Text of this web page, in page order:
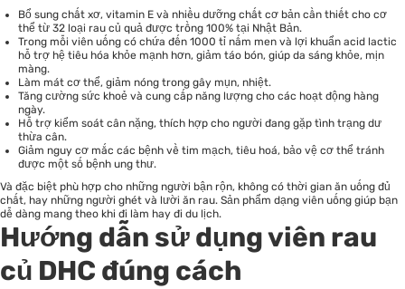
Bổ sung chất xơ, vitamin E và nhiều dưỡng chất cơ bản cần thiết cho cơ
thể từ 32 loại rau củ quả được trồng 100% tại Nhật Bản.
Trong mỗi viên uống có chứa đến 1000 tỉ nấm men và lợi khuẩn acid lactic
hỗ trợ hệ tiêu hóa khỏe mạnh hơn, giảm táo bón, giúp da sáng khỏe, mịn
màng.
Làm mát cơ thể, giảm nóng trong gây mụn, nhiệt.
Tăng cường sức khoẻ và cung cấp năng lượng cho các hoạt động hàng
ngày.
Hỗ trợ kiểm soát cân nặng, thích hợp cho người đang gặp tình trạng dư
thừa cân.
Giảm nguy cơ mắc các bệnh về tim mạch, tiêu hoá, bảo vệ cơ thể tránh
được một số bệnh ung thư.
Và đặc biệt phù hợp cho những người bận rộn, không có thời gian ăn uống đủ
chất, hay những người ghét và lười ăn rau. Sản phẩm dạng viên uống giúp bạn
dễ dàng mang theo khi đi làm hay đi du lịch.
Hướng dẫn sử dụng viên rau
củ DHC đúng cách